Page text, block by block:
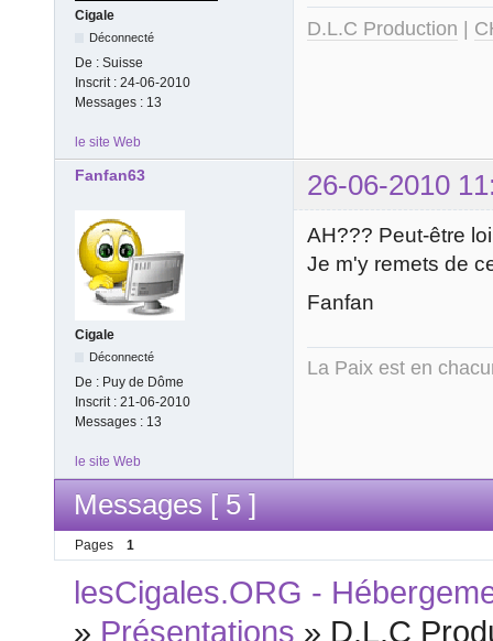
Cigale
Déconnecté
De : Suisse
Inscrit : 24-06-2010
Messages : 13
D.L.C Production
le site Web
Fanfan63 26-06-2010
Cigale
Déconnecté
De : Puy de Dôme
Inscrit : 21-06-2010
Messages : 13
AH??? Peut-être
Je m'y remets de
Fanfan
La Paix est en
le site Web
Messages [ 5 ]
Pages 1
lesCigales.ORG -
» Présentations » D.L.C